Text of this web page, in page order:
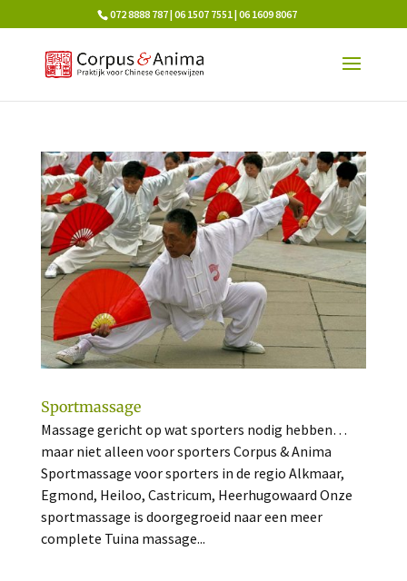
072 8888 787 | 06 1507 7551 | 06 1609 8067
Sportmassage
Massage gericht op wat sporters nodig hebben…
maar niet alleen voor sporters Corpus & Anima
Sportmassage voor sporters in de regio Alkmaar,
Egmond, Heiloo, Castricum, Heerhugowaard Onze
sportmassage is doorgegroeid naar een meer
complete Tuina massage...